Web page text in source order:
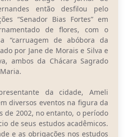
então desfilou pelo
“Senador Bias Fortes” em
de flores, com o
“carruagem de abóbora da
por Jane de Morais e Silva e
ambos da Chácara Sagrado
da cidade, Ameli
diversos eventos na figura da
de 2002, no entanto, o período
de seus estudos acadêmicos.
e as obrigações nos estudos